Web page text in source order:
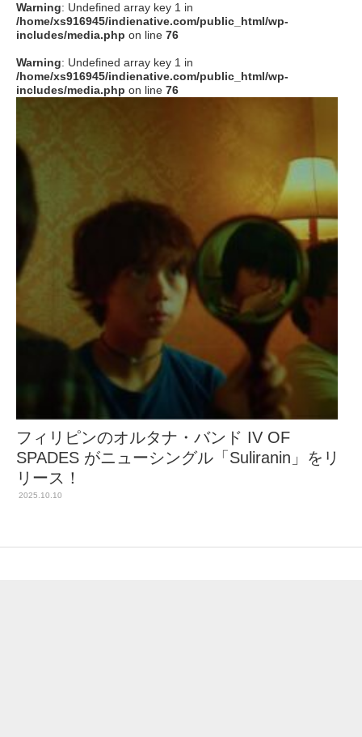
Warning: Undefined array key 1 in
/home/xs916945/indienative.com/public_html/wp-
includes/media.php on line 76
Warning: Undefined array key 1 in
/home/xs916945/indienative.com/public_html/wp-
includes/media.php on line 76
フィリピンのオルタナ・バンド IV OF
SPADES がニューシングル「Suliranin」をリ
リース！
2025.10.10